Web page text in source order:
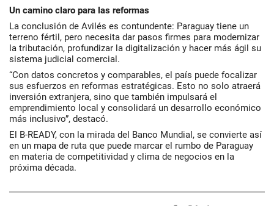
Un camino claro para las reformas
La conclusión de Avilés es contundente: Paraguay tiene un
terreno fértil, pero necesita dar pasos firmes para modernizar
la tributación, profundizar la digitalización y hacer más ágil su
sistema judicial comercial.
“Con datos concretos y comparables, el país puede focalizar
sus esfuerzos en reformas estratégicas. Esto no solo atraerá
inversión extranjera, sino que también impulsará el
emprendimiento local y consolidará un desarrollo económico
más inclusivo”, destacó.
El B-READY, con la mirada del Banco Mundial, se convierte así
en un mapa de ruta que puede marcar el rumbo de Paraguay
en materia de competitividad y clima de negocios en la
próxima década.